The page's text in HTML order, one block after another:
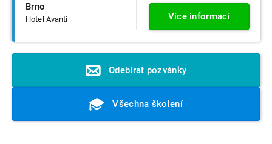
Brno
Hotel Avanti Více informací
Odebírat pozvánky
Všechna školení